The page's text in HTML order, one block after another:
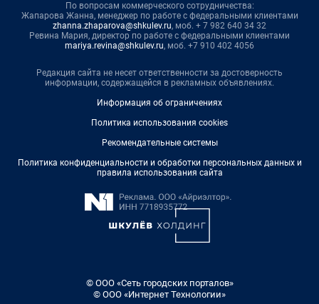
По вопросам коммерческого сотрудничества:
Жапарова Жанна, менеджер по работе с федеральными клиентами
zhanna.zhaparova@shkulev.ru, моб. + 7 982 640 34 32
Ревина Мария, директор по работе с федеральными клиентами
mariya.revina@shkulev.ru, моб. +7 910 402 4056
Редакция сайта не несет ответственности за достоверность
информации, содержащейся в рекламных объявлениях.
Информация об ограничениях
Политика использования cookies
Рекомендательные системы
Политика конфиденциальности и обработки персональных данных и
правила использования сайта
© ООО «Сеть городских порталов»
© ООО «Интернет Технологии»